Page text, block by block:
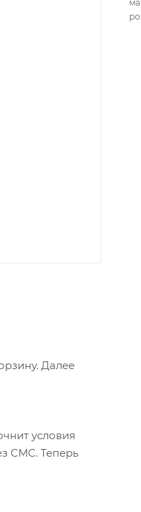
Далее
условия
СМС. Теперь